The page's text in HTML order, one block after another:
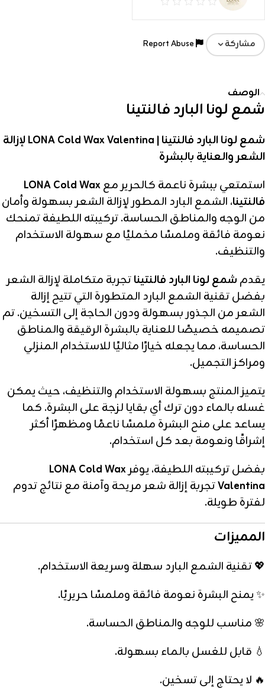
مشاركة
الوصف
شمع لونا البارد فالنتينا
شمع لونا البارد فالنتينا | LONA Cold Wax Valentina لإزالة
الشعر والعناية بالبشرة
استمتعي ببشرة ناعمة كالحرير معLONA Cold Wax
فالنتينا، الشمع البارد المطور لإزالة الشعر بسهولة وأمان
من الوجه والمناطق الحساسة. تركيبته اللطيفة تمنحك
نعومة فائقة وملمسًا مخمليًا مع سهولة الاستخدام
والتنظيف.
يقدم شمع لونا البارد فالنتيناتجربة متكاملة لإزالة الشعر
بفضل تقنية الشمع البارد المتطورة التي تتيح إزالة
الشعر من الجذور بسهولة ودون الحاجة إلى التسخين. تم
تصميمه خصيصًا للعناية بالبشرة الرقيقة والمناطق
الحساسة، مما يجعله خيارًا مثاليًا للاستخدام المنزلي
ومراكز التجميل.
يتميز المنتج بسهولة الاستخدام والتنظيف، حيث يمكن
غسله بالماء دون ترك أي بقايا لزجة على البشرة. كما
يساعد على منح البشرة ملمسًا ناعمًا ومظهرًا أكثر
إشراقًا ونعومة بعد كل استخدام.
بفضل تركيبته اللطيفة، يوفر LONA Cold Wax
Valentinaتجربة إزالة شعر مريحة وآمنة مع نتائج تدوم
لفترة طويلة.
المميزات
💖 تقنية الشمع البارد سهلة وسريعة الاستخدام.
✨ يمنح البشرة نعومة فائقة وملمسًا حريريًا.
🌸 مناسب للوجه والمناطق الحساسة.
💧 قابل للغسل بالماء بسهولة.
🔥 لا يحتاج إلى تسخين.